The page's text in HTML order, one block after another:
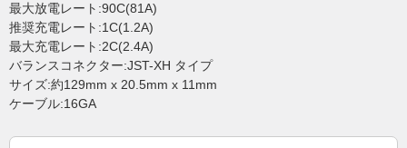
最大放電レート:90C(81A)
推奨充電レート:1C(1.2A)
最大充電レート:2C(2.4A)
バランスコネクター:JST-XH タイプ
サイズ:約129mm x 20.5mm x 11mm
ケーブル:16GA